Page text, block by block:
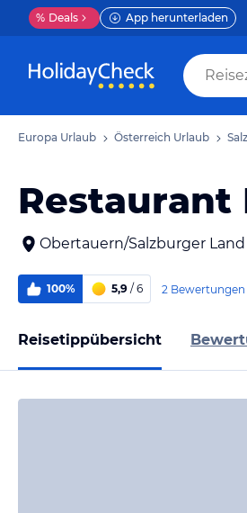
% Deals App herunterladen
Europa Urlaub Österreich Urlaub
Obertauern/Salzburger Land
100% 5,9 / 6 2 Bewertungen
Reisetippübersicht